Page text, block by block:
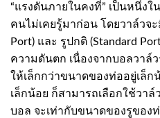
“แรงดันภายในคงที่” เป็นหนึ่งใ
คนไม่เคยรู้มาก่อน โดยวาล์วจ
Port) และ รูปกติ (Standard
ความดันตก เนื่องจากบอลวาล์
ให้เล็กกว่าขนาดของท่ออยู่เล็
เล็กน้อย ก็สามารถเลือกใช้วา
บอล จะเท่ากับขนาดของรูของ